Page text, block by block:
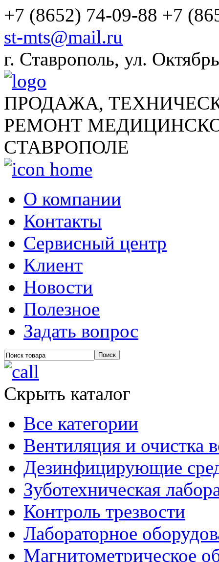
+7 (8652) 74-09-88 +7
st-mts@mail.ru
г. Ставрополь, ул.
ПРОДАЖА,
РЕМОНТ
СТАВРОПОЛЕ
О компании
Контакты
Сервисный центр
Клиент
Новости
Полезное
Задать вопрос
Скрыть каталог
Все категории
Вентиляция и очистка
Дезинфицирующие
Зуботехническая
Контроль трезвости
Лабораторное
Магнитометрическое